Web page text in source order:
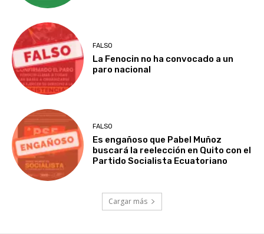
FALSO
La Fenocin no ha convocado a un
paro nacional
FALSO
Es engañoso que Pabel Muñoz
buscará la reelección en Quito con el
Partido Socialista Ecuatoriano
Cargar más